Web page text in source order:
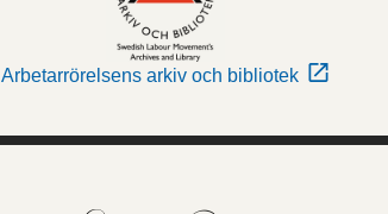
Arbetarrörelsens arkiv och bibliotek